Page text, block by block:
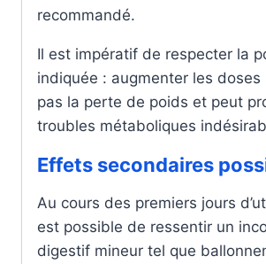
recommandé.
Il est impératif de respecter la
indiquée : augmenter les doses
pas la perte de poids et peut
troubles métaboliques
Effets secondaires
Au cours des premiers jours
est possible de ressentir un
digestif mineur tel que